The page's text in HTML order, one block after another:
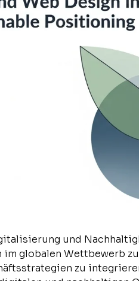
und
im globalen Wettbewerb
zu